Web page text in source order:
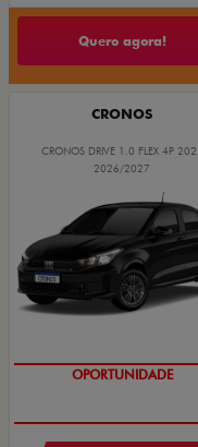
Quero agora!
CRONOS
CRONOS DRIVE 1.0 FLEX 4P
2026/2027
OPORTUNIDADE